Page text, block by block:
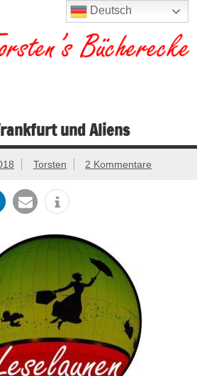
und Aliens
Torsten 2 Kommentare
Deutsch